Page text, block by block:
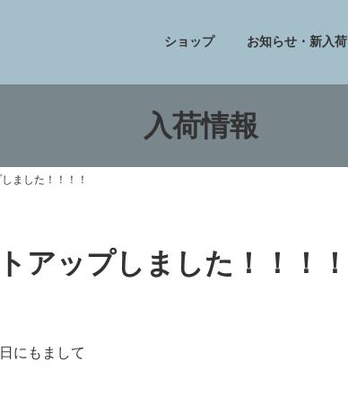
ショップ お知らせ・新入荷
入荷情報
ました！！！！
アップしました！！！！
にもまして